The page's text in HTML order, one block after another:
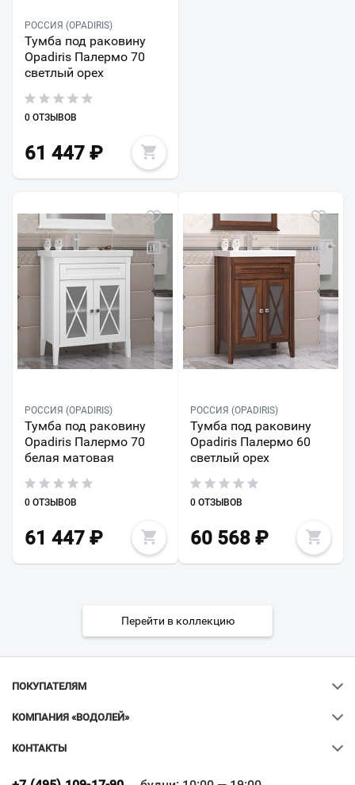
РОССИЯ (OPADIRIS)
Тумба под раковину
Opadiris Палермо 70
светлый орех
0 ОТЗЫВОВ
61 447 ₽
РОССИЯ (OPADIRIS)
Тумба под раковину
Opadiris Палермо 70
белая матовая
0 ОТЗЫВОВ
61 447 ₽
РОССИЯ (OPADIRIS)
Тумба под раковину
Opadiris Палермо 60
светлый орех
0 ОТЗЫВОВ
60 568₽
Перейти в коллекцию
ПОКУПАТЕЛЯМ
КОМПАНИЯ «ВОДОЛЕЙ»
КОНТАКТЫ